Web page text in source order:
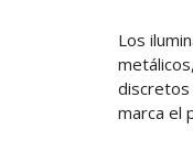
Los
discretos
marca el